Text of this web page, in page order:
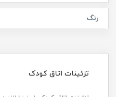
رنگ
تزئینات اتاق کودک